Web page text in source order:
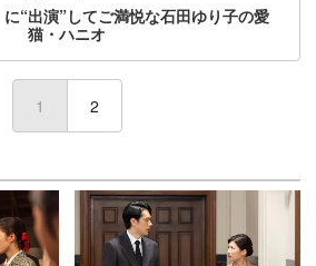
に“出演”してご満悦な石田ゆり子の愛
猫・ハニオ
1 (current)
2